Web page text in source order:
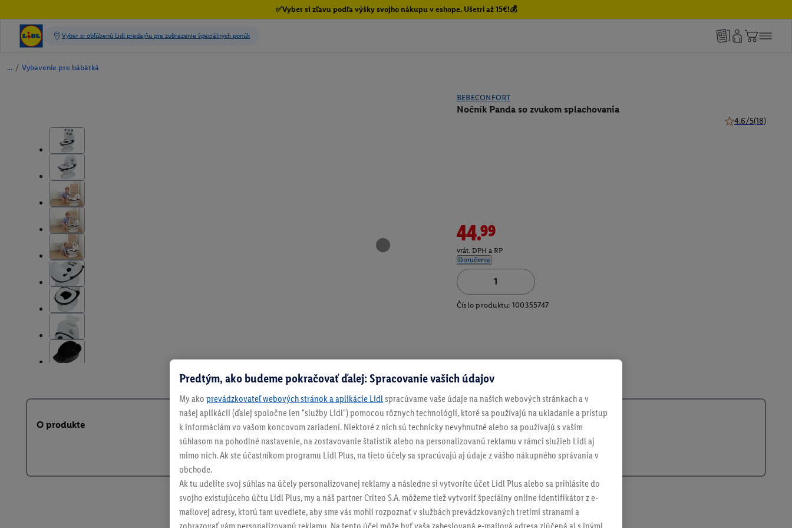
✅Vyber si zľavu podľa výšky svojho nákupu v eshope. Ušetri až 15€!💰
/ Vybavenie pre bábätká
BEBECONFORT
Nočník Panda so zvukom splachovania
4.6/5(18)
44.99
vrát. DPH a RP
Doručenie
Číslo produktu: 100355747
O produkte
Predtým, ako budeme pokračovať ďalej: Spracovanie vašich údajov
My ako prevádzkovateľ webových stránok a aplikácie Lidl spracúvame vaše údaje na našich webových stránkach a v
našej aplikácii (ďalej spoločne len "služby Lidl") pomocou rôznych technológií, ktoré sa používajú na ukladanie a prístup
k informáciám vo vašom koncovom zariadení. Niektoré z nich sú technicky nevyhnutné alebo sa používajú s vaším
súhlasom na pohodlné nastavenie, na zostavovanie štatistík alebo na personalizovanú reklamu v rámci služieb Lidl aj
mimo nich. Ak ste účastníkom programu Lidl Plus, na tieto účely sa spracúvajú aj údaje z vášho nákupného správania v
obchode.
Ak tu udelíte svoj súhlas na účely personalizovanej reklamy a následne si vytvoríte účet Lidl Plus alebo sa prihlásite do
svojho existujúceho účtu Lidl Plus, my a náš partner Criteo S.A. môžeme tiež vytvoriť špeciálny online identifikátor z e-
mailovej adresy, ktorú tam uvediete, aby sme vás mohli rozpoznať v službách prevádzkovaných tretími stranami a